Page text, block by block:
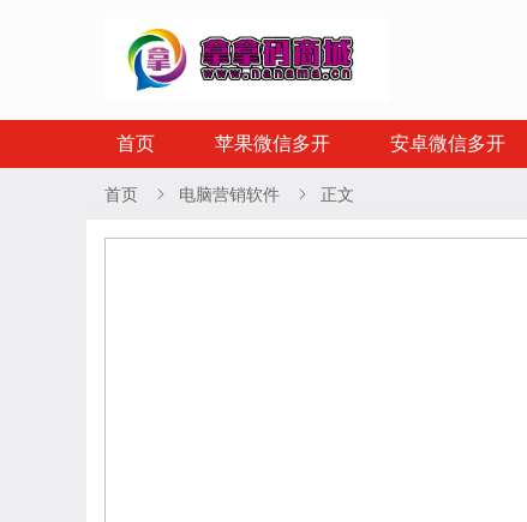
首页 苹果微信多开 安卓微信多开
首页  电脑营销软件  正文